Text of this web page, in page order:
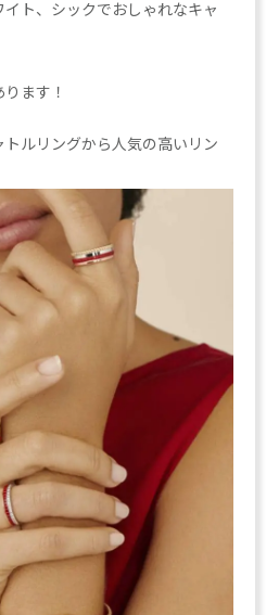
ト、シックでおしゃれなキャ
ます！
ルリングから人気の高いリン